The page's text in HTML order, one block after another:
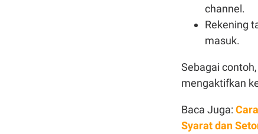
channel.
Rekening
masuk.
Sebagai
mengaktifkan
Baca Juga:
Syarat dan